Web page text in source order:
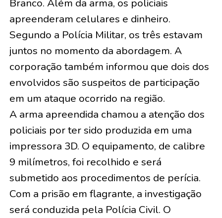
Branco. Além da arma, os policiais
apreenderam celulares e dinheiro.
Segundo a Polícia Militar, os três estavam
juntos no momento da abordagem. A
corporação também informou que dois dos
envolvidos são suspeitos de participação
em um ataque ocorrido na região.
A arma apreendida chamou a atenção dos
policiais por ter sido produzida em uma
impressora 3D. O equipamento, de calibre
9 milímetros, foi recolhido e será
submetido aos procedimentos de perícia.
Com a prisão em flagrante, a investigação
será conduzida pela Polícia Civil. O